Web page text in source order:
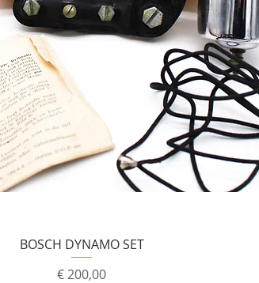
BOSCH DYNAMO SET
Prijs
€ 200,00